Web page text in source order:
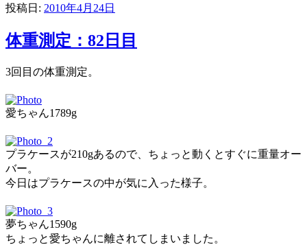
投稿日: 2010年4月24日
体重測定：82日目
3回目の体重測定。
愛ちゃん1789g
プラケースが210gあるので、ちょっと動くとすぐに重量オー
バー。
今日はプラケースの中が気に入った様子。
夢ちゃん1590g
ちょっと愛ちゃんに離されてしまいました。